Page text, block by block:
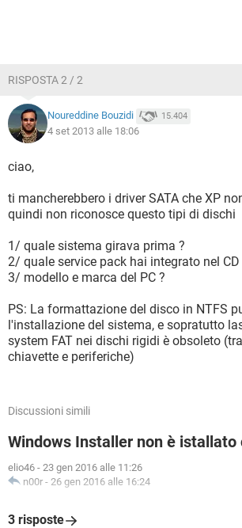
RISPOSTA 2 / 2
Noureddine Bouzidi 15.404
4 set 2013 alle 18:06
ciao,
ti mancherebbero i driver SATA che XP
quindi non riconosce questo tipi di dischi
1/ quale sistema girava prima ?
2/ quale service pack hai integrato nel CD
3/ modello e marca del PC ?
PS: La formattazione del disco in NTFS
l'installazione del sistema, e sopratutto
system FAT nei dischi rigidi è obsoleto
chiavette e periferiche)
Discussioni simili
Windows Installer non è
elio46 - 23 gen 2016 alle 11:26
n00r - 26 gen 2016 alle 16:24
3 risposte